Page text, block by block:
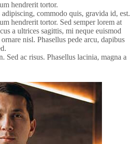
hendrerit tortor.
commodo quis, gravida id, est.
hendrerit tortor. Sed semper lorem at
a ultrices sagittis, mi neque euismod
nisl. Phasellus pede arcu, dapibus
Sed ac risus. Phasellus lacinia, magna a